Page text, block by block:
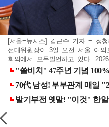
[서울=뉴시스] 김근수 기자 = 정
선대위원장이 3일 오전 서울 여의
회의에서 모두발언하고 있다.